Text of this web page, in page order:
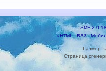
SMF 2.0.18
XHTML
RSS
Размер
Страница